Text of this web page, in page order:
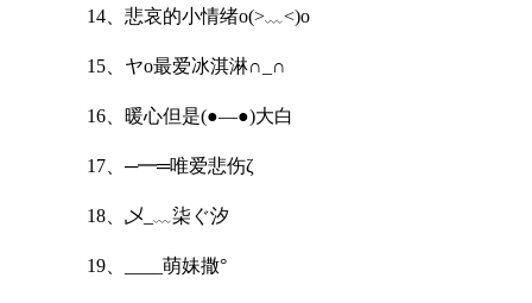
14、悲哀的小情绪o(>﹏<)o
15、ヤo最爱冰淇淋∩_∩
16、暖心但是(●—●)大白
17、─━═唯爱悲伤ζ
18、乄_﹏柒ぐ汐
19、____萌妹撒°